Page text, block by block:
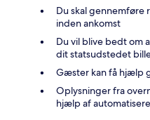
Du skal gennemføre
inden ankomst
Du vil blive bedt om
dit statsudstedet
Gæster kan få hjælp
Oplysninger fra
hjælp af